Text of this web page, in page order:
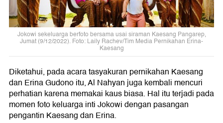
Jokowi sekeluarga berfoto bersama usai siraman Kaesang Pangarep,
Jumat (9/12/2022). Foto: Laily Rachev/Tim Media Pernikahan Erina-
Kaesang
Diketahui, pada acara tasyakuran pernikahan Kaesang
dan Erina Gudono itu, Al Nahyan juga kembali mencuri
perhatian karena memakai kaus biasa. Hal itu terjadi pada
momen foto keluarga inti Jokowi dengan pasangan
pengantin Kaesang dan Erina.